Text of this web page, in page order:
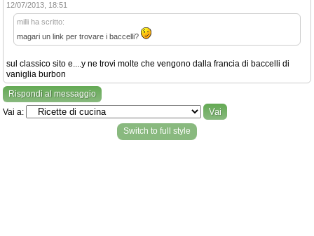
12/07/2013, 18:51
milli ha scritto:
magari un link per trovare i baccelli?
sul classico sito e....y ne trovi molte che vengono dalla francia di baccelli di
vaniglia burbon
Rispondi al messaggio
Vai a:
Switch to full style